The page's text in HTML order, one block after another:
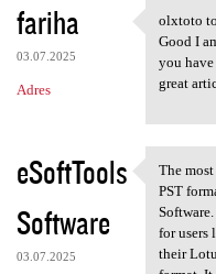
fariha
03.07.2025
Adres
olxtoto
olxtoto
Good I
you
great
eSoftTools
Software
03.07.2025
The
The
PST
for users
their